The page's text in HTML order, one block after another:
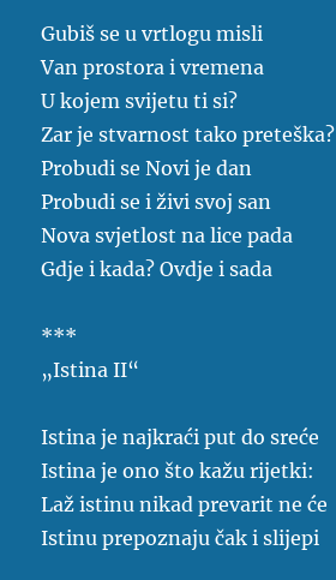
Gubiš se u vrtlogu misli
Van prostora i vremena
U kojem svijetu ti si?
Zar je stvarnost tako preteška?
Probudi se Novi je dan
Probudi se i živi svoj san
Nova svjetlost na lice pada
Gdje i kada? Ovdje i sada
***
„Istina II“
Istina je najkraći put do sreće
Istina je ono što kažu rijetki:
Laž istinu nikad prevarit ne će
Istinu prepoznaju čak i slijepi